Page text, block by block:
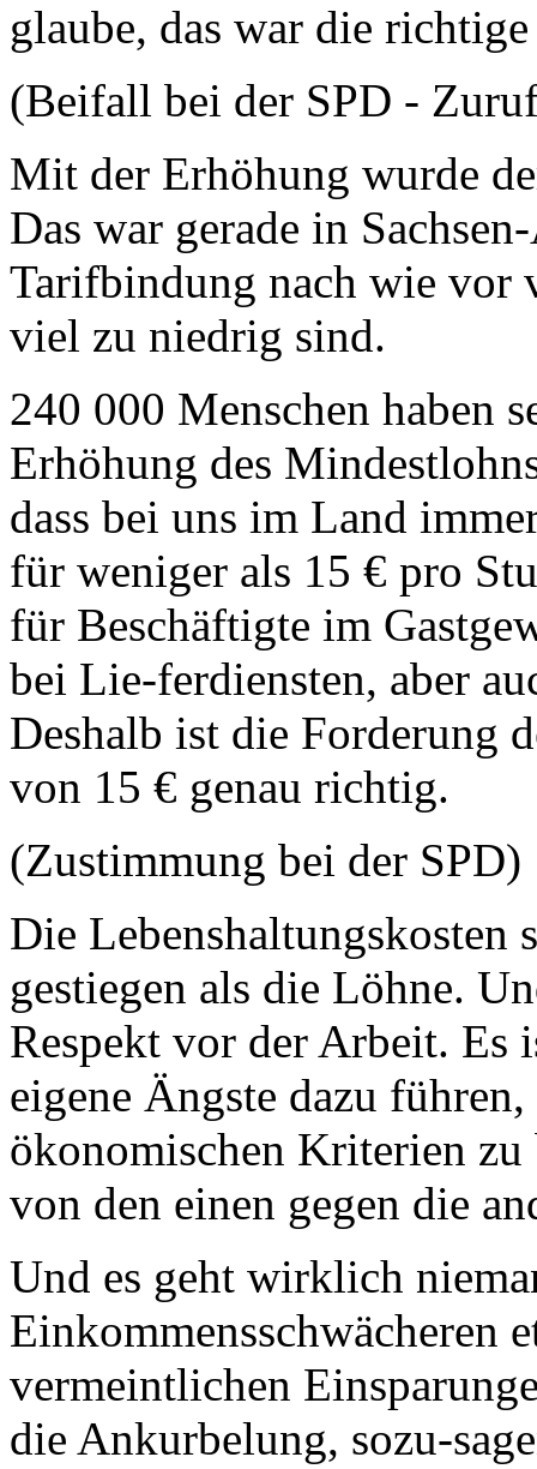
glaube, das war die
(Beifall bei der SPD -
Mit der Erhöhung wurde
Das war gerade in
Tarifbindung nach wie vor
viel zu niedrig sind.
240 000 Menschen haben
Erhöhung des
dass bei uns im Land
für weniger als 15 € pro
für Beschäftigte im
bei Lie-ferdiensten, aber
Deshalb ist die Forderung
von 15 € genau richtig.
(Zustimmung bei der SPD)
Die Lebenshaltungskosten
gestiegen als die Löhne.
Respekt vor der Arbeit. Es
eigene Ängste dazu
ökonomischen Kriterien
von den einen gegen die
Und es geht wirklich
Einkommensschwächeren
vermeintlichen
die Ankurbelung, sozu-